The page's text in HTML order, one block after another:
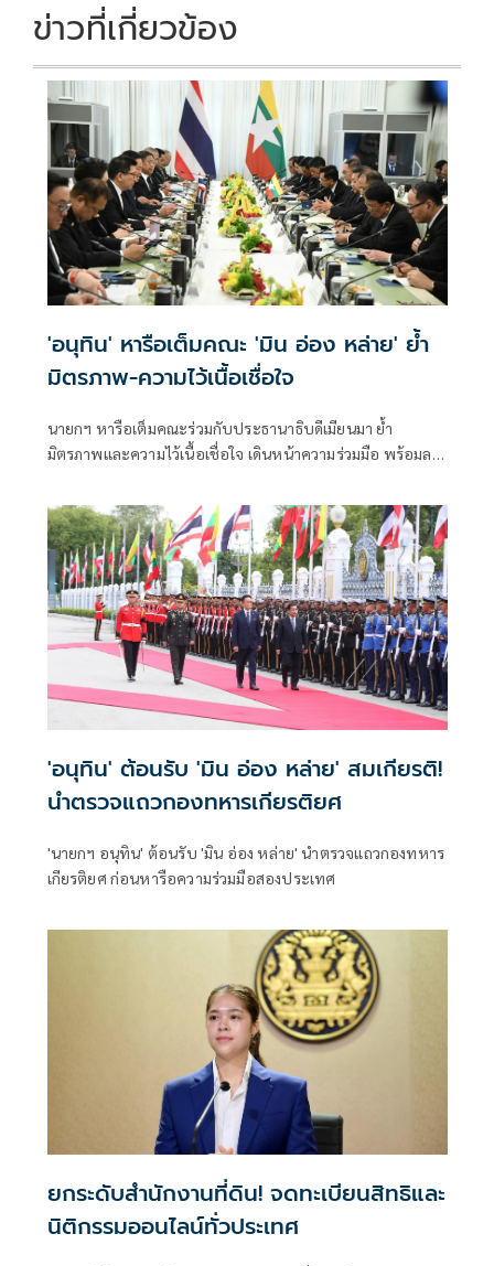
ข่าวที่เกี่ยวข้อง
'อนุทิน' หารือเต็มคณะ 'มิน อ่อง หล่าย' ย้ำ
มิตรภาพ-ความไว้เนื้อเชื่อใจ
นายกฯ หารือเต็มคณะร่วมกับประธานาธิบดีเมียนมา ย้ำ
มิตรภาพและความไว้เนื้อเชื่อใจ เดินหน้าความร่วมมือ พร้อมลง
คุณภาพน้ำ -เทคโนโลยีอวกาศ
'อนุทิน' ต้อนรับ 'มิน อ่อง หล่าย' สมเกียรติ!
นำตรวจแถวกองทหารเกียรติยศ
'นายกฯ อนุทิน' ต้อนรับ 'มิน อ่อง หล่าย' นำตรวจแถวกองทหาร
เกียรติยศ ก่อนหารือความร่วมมือสองประเทศ
ยกระดับสำนักงานที่ดิน! จดทะเบียนสิทธิและ
นิติกรรมออนไลน์ทั่วประเทศ